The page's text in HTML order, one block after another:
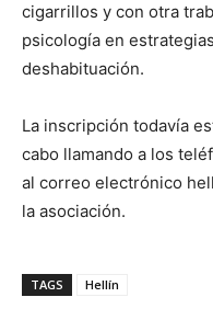
cigarrillos y con otra
psicología en
deshabituación.
La inscripción todavía
cabo llamando a los
al correo electrónico
la asociación.
TAGS Hellín